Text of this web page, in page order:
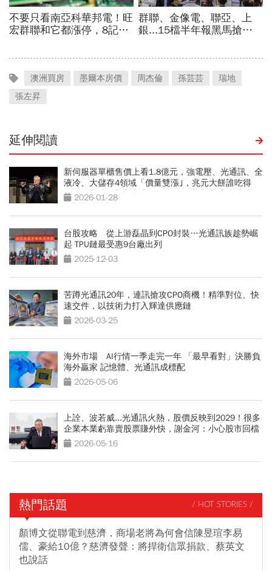
澳洲買房 墨爾本房價 周杰倫 孫芸芸
瑞地
張左昇
延伸閱讀
新伺服器單櫃售價上看1.8億元，強電壓、光通訊、全
液冷、大儲存4領域「價量雙漲｣，兆元大餅誰吃得
到？ 輝達AI戰隊大升級 —VR200機櫃56家台廠出列
2026-01-28
台股攻略 從上游磊晶到CPO封裝…光通訊族趁勢崛
起 TPU鏈最受惠9台廠出列
2025-12-03
苦蹲光通訊20年，連訊搶攻CPO商機！精準對位、快
速交件，以技術力打入輝達供應鏈
2026-03-25
海外市場 AI行情一季走完一年 「最早看對」決勝負
海外贏家 記憶體、光通訊成標配
2026-05-06
上詮、波若威...光通訊火熱，股價反映到2029！很多
企業本業虧靠賣股票賺外快，謝金河：小心股市回檔
2026-05-16
熱門話題 / HOT STORIES /
顏博文從聯電到慈濟，商場老將為何會信陳昱瑄李易
儒、豪給10億？慈濟發聲：將捍衛信眾捐款、蔡英文
也說話